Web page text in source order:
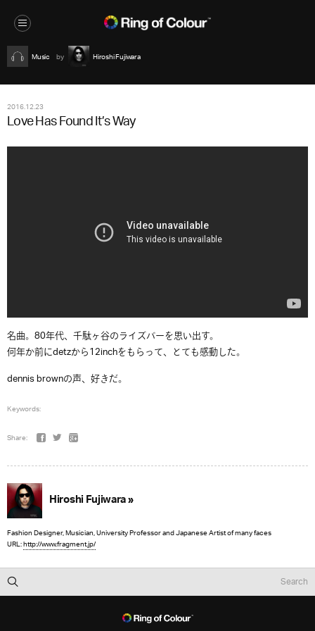
Music Hiroshi Fujiwara
2016.12.23
Love Has Found It’s Way
名曲。80年代、千駄ヶ谷のライズバーを思い出す。
何年か前にdetzから12inchをもらって、とても感動した。
dennis brownの声、好きだ。
Keywords:
Share:
Hiroshi Fujiwara »
Fashion Designer, Musician, University Professor and Japanese Artist of many faces
URL:http://www.fragment.jp/